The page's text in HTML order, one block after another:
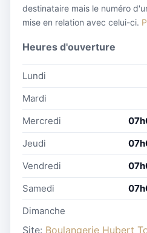
destinataire mais le numéro
mise en relation avec celui-ci.
Heures d'ouverture
Lundi
Mardi
Mercredi
Jeudi
Vendredi
Samedi
Dimanche
Site: Boulangerie Hubert